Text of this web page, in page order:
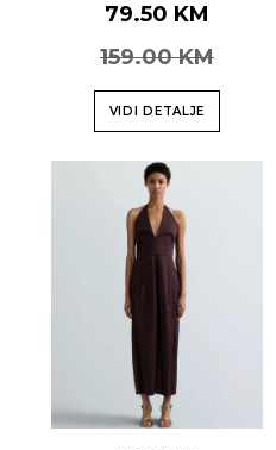
79.50 KM
159.00 KM
VIDI DETALJE